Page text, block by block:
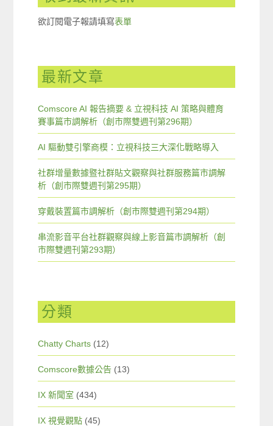
欲訂閱電子報請填寫表單
最新文章
Comscore AI 報告摘要 & 立視科技 AI 策略與體育
賽事篇市調解析（創市際雙週刊第296期）
AI 驅動雙引擎商模：立視科技三大深化戰略導入
社群增量數據暨社群貼文觀察與社群服務篇市調解
析（創市際雙週刊第295期）
穿戴裝置篇市調解析（創市際雙週刊第294期）
串流影音平台社群觀察與線上影音篇市調解析（創
市際雙週刊第293期）
分類
Chatty Charts (12)
Comscore數據公告 (13)
IX 新聞室 (434)
IX 視覺觀點 (45)